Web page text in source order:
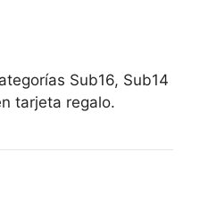
Sub16, Sub14
tarjeta regalo.